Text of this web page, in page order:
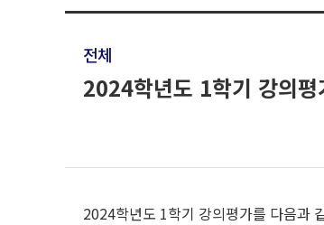
전체
2024학년도 1학기 강의평
2024학년도 1학기 강의평가를 다음과